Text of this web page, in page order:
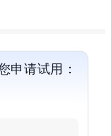
申请试用：